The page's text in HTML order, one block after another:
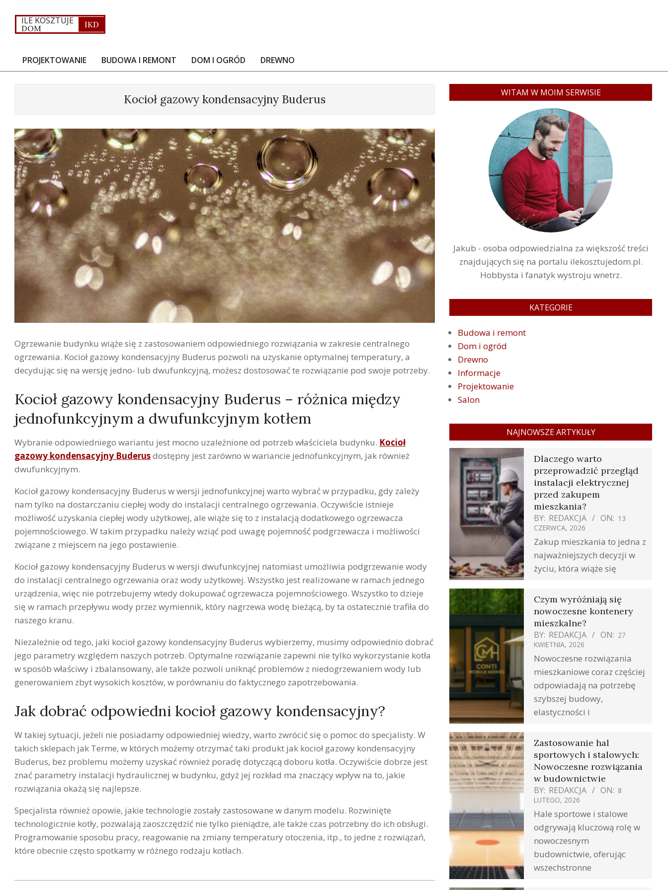
content
ILE KOSZTUJE
DOM IKD
Primary
PROJEKTOWANIE BUDOWA I REMONT DOM I OGRÓD DREWNO
Kocioł gazowy kondensacyjny Buderus
Ogrzewanie budynku wiąże się z zastosowaniem odpowiedniego rozwiązania w zakresie centralnego
ogrzewania. Kocioł gazowy kondensacyjny Buderus pozwoli na uzyskanie optymalnej temperatury, a
decydując się na wersję jedno- lub dwufunkcyjną, możesz dostosować te rozwiązanie pod swoje potrzeby.
Kocioł gazowy kondensacyjny Buderus – różnica między
jednofunkcyjnym a dwufunkcyjnym kotłem
Wybranie odpowiedniego wariantu jest mocno uzależnione od potrzeb właściciela budynku. Kocioł
gazowy kondensacyjny Buderusdostępny jest zarówno w wariancie jednofunkcyjnym, jak również
dwufunkcyjnym.
Kocioł gazowy kondensacyjny Buderus w wersji jednofunkcyjnej warto wybrać w przypadku, gdy zależy
nam tylko na dostarczaniu ciepłej wody do instalacji centralnego ogrzewania. Oczywiście istnieje
możliwość uzyskania ciepłej wody użytkowej, ale wiąże się to z instalacją dodatkowego ogrzewacza
pojemnościowego. W takim przypadku należy wziąć pod uwagę pojemność podgrzewacza i możliwości
związane z miejscem na jego postawienie.
Kocioł gazowy kondensacyjny Buderus w wersji dwufunkcyjnej natomiast umożliwia podgrzewanie wody
do instalacji centralnego ogrzewania oraz wody użytkowej. Wszystko jest realizowane w ramach jednego
urządzenia, więc nie potrzebujemy wtedy dokupować ogrzewacza pojemnościowego. Wszystko to dzieje
się w ramach przepływu wody przez wymiennik, który nagrzewa wodę bieżącą, by ta ostatecznie trafiła do
naszego kranu.
Niezależnie od tego, jaki kocioł gazowy kondensacyjny Buderus wybierzemy, musimy odpowiednio dobrać
jego parametry względem naszych potrzeb. Optymalne rozwiązanie zapewni nie tylko wykorzystanie kotła
w sposób właściwy i zbalansowany, ale także pozwoli uniknąć problemów z niedogrzewaniem wody lub
generowaniem zbyt wysokich kosztów, w porównaniu do faktycznego zapotrzebowania.
Jak dobrać odpowiedni kocioł gazowy kondensacyjny?
W takiej sytuacji, jeżeli nie posiadamy odpowiedniej wiedzy, warto zwrócić się o pomoc do specjalisty. W
takich sklepach jak Terme, w których możemy otrzymać taki produkt jak kocioł gazowy kondensacyjny
Buderus, bez problemu możemy uzyskać również poradę dotyczącą doboru kotła. Oczywiście dobrze jest
znać parametry instalacji hydraulicznej w budynku, gdyż jej rozkład ma znaczący wpływ na to, jakie
rozwiązania okażą się najlepsze.
Specjalista również opowie, jakie technologie zostały zastosowane w danym modelu. Rozwinięte
technologicznie kotły, pozwalają zaoszczędzić nie tylko pieniądze, ale także czas potrzebny do ich obsługi.
Programowanie sposobu pracy, reagowanie na zmiany temperatury otoczenia, itp., to jedne z rozwiązań,
które obecnie często spotkamy w różnego rodzaju kotłach.
WITAM W MOIM SERWISIE
Jakub - osoba odpowiedzialna za większość treści
znajdujących się na portalu ilekosztujedom.pl.
Hobbysta i fanatyk wystroju wnetrz.
KATEGORIE
Budowa i remont
Dom i ogród
Drewno
Informacje
Projektowanie
Salon
NAJNOWSZE ARTYKUŁY
Dlaczego warto
przeprowadzić przegląd
instalacji elektrycznej
przed zakupem
mieszkania?
BY: REDAKCJA ON: 13
CZERWCA, 2026
Zakup mieszkania to jedna z
najważniejszych decyzji w
życiu, która wiąże się
Czym wyróżniają się
nowoczesne kontenery
mieszkalne?
BY: REDAKCJA ON: 27
KWIETNIA, 2026
Nowoczesne rozwiązania
mieszkaniowe coraz częściej
odpowiadają na potrzebę
szybszej budowy,
elastyczności i
Zastosowanie hal
sportowych i stalowych:
Nowoczesne rozwiązania
w budownictwie
BY: REDAKCJA ON: 8
LUTEGO, 2026
Hale sportowe i stalowe
odgrywają kluczową rolę w
nowoczesnym
budownictwie, oferując
wszechstronne